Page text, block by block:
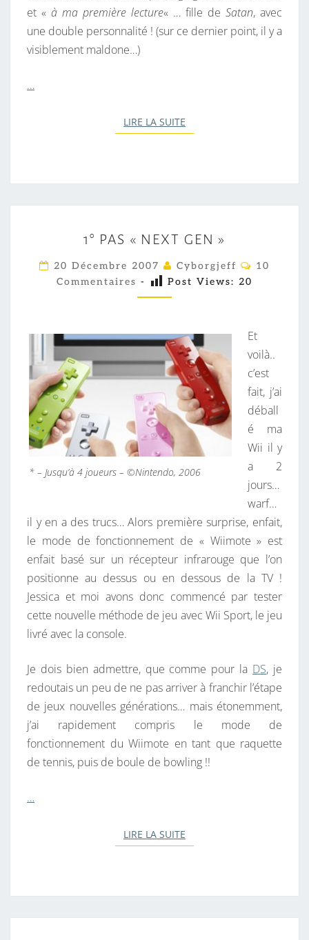
et « à ma première lecture« … fille de Satan, avec
une double personnalité ! (sur ce dernier point, il y a
visiblement maldone…)
…
LIRE LA SUITE
°
P
A
S
E
X
T
G
E
N
1° PAS « NEXT GEN »
20 Décembre 2007 Cyborgjeff
C
T
A
I
R
E
10
Commentaires - Post Views: 20
* – Jusqu’à 4 joueurs – ©Nintendo, 2006
Et
voilà..
c’est
fait, j’ai
déball
é ma
Wii il y
a 2
jours…
warf…
il y en a des trucs… Alors première surprise, enfait,
le mode de fonctionnement de « Wiimote » est
enfait basé sur un récepteur infrarouge que l’on
positionne au dessus ou en dessous de la TV !
Jessica et moi avons donc commencé par tester
cette nouvelle méthode de jeu avec Wii Sport, le jeu
livré avec la console.
Je dois bien admettre, que comme pour la DS, je
redoutais un peu de ne pas arriver à franchir l’étape
de jeux nouvelles générations… mais étonemment,
j’ai rapidement compris le mode de
fonctionnement du Wiimote en tant que raquette
de tennis, puis de boule de bowling !!
…
LIRE LA SUITE